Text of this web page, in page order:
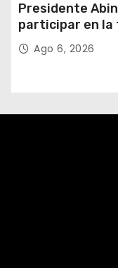
Presidente
participar en la
Abelardo de la
Ago 6, 2026